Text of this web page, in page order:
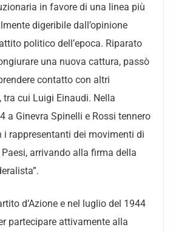
in favore di una linea più
digeribile dall’opinione
politico dell’epoca. Riparato
una nuova cattura, passò
contatto con altri
tra cui Luigi Einaudi. Nella
a Ginevra Spinelli e Rossi tennero
i rappresentanti dei movimenti di
arrivando alla firma della
d’Azione e nel luglio del 1944
partecipare attivamente alla